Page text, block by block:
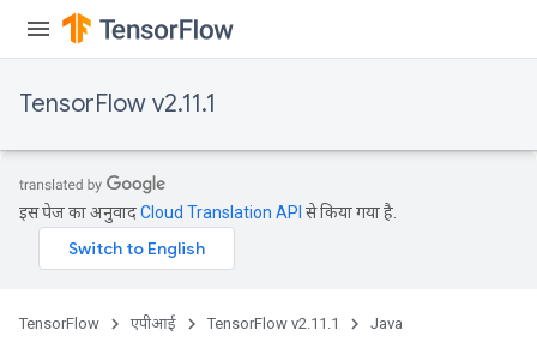
TensorFlow v2.11.1
इस पेज का अनुवादCloud Translation API से किया गया है.
TensorFlow एपीआई TensorFlow v2.11.1 Java